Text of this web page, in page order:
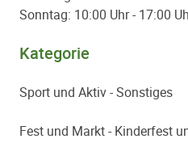
Sonntag: 10:00 Uhr - 17:00
Kategorie
Sport und Aktiv - Sonstiges
Fest und Markt - Kinderfest